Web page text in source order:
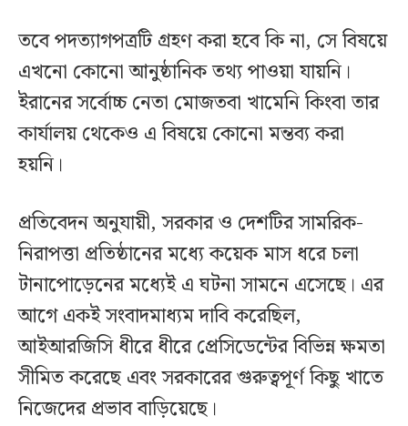
তবে পদত্যাগপত্রটি গ্রহণ করা হবে কি না, সে বিষয়ে
এখনো কোনো আনুষ্ঠানিক তথ্য পাওয়া যায়নি।
ইরানের সর্বোচ্চ নেতা মোজতবা খামেনি কিংবা তার
কার্যালয় থেকেও এ বিষয়ে কোনো মন্তব্য করা
হয়নি।
প্রতিবেদন অনুযায়ী, সরকার ও দেশটির সামরিক-
নিরাপত্তা প্রতিষ্ঠানের মধ্যে কয়েক মাস ধরে চলা
টানাপোড়েনের মধ্যেই এ ঘটনা সামনে এসেছে। এর
আগে একই সংবাদমাধ্যম দাবি করেছিল,
আইআরজিসি ধীরে ধীরে প্রেসিডেন্টের বিভিন্ন ক্ষমতা
সীমিত করেছে এবং সরকারের গুরুত্বপূর্ণ কিছু খাতে
নিজেদের প্রভাব বাড়িয়েছে।